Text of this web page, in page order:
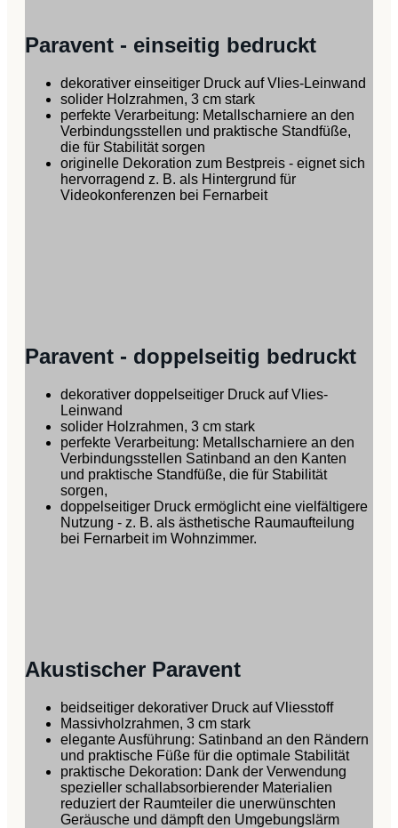
Paravent - einseitig bedruckt
dekorativer einseitiger Druck auf Vlies-Leinwand
solider Holzrahmen, 3 cm stark
perfekte Verarbeitung: Metallscharniere an den
Verbindungsstellen und praktische Standfüße,
die für Stabilität sorgen
originelle Dekoration zum Bestpreis - eignet sich
hervorragend z. B. als Hintergrund für
Videokonferenzen bei Fernarbeit
Paravent - doppelseitig bedruckt
dekorativer doppelseitiger Druck auf Vlies-
Leinwand
solider Holzrahmen, 3 cm stark
perfekte Verarbeitung: Metallscharniere an den
Verbindungsstellen Satinband an den Kanten
und praktische Standfüße, die für Stabilität
sorgen,
doppelseitiger Druck ermöglicht eine vielfältigere
Nutzung - z. B. als ästhetische Raumaufteilung
bei Fernarbeit im Wohnzimmer.
Akustischer Paravent
beidseitiger dekorativer Druck auf Vliesstoff
Massivholzrahmen, 3 cm stark
elegante Ausführung: Satinband an den Rändern
und praktische Füße für die optimale Stabilität
praktische Dekoration: Dank der Verwendung
spezieller schallabsorbierender Materialien
reduziert der Raumteiler die unerwünschten
Geräusche und dämpft den Umgebungslärm